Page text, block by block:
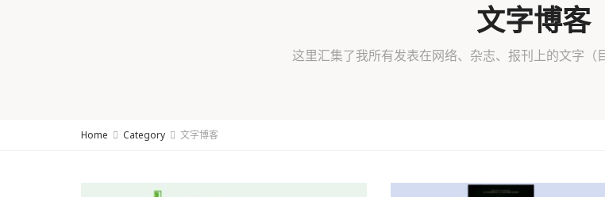
文字博客
这里汇集了我所有发表在网络、杂志、报刊上的文字（
Home Category 文字博客